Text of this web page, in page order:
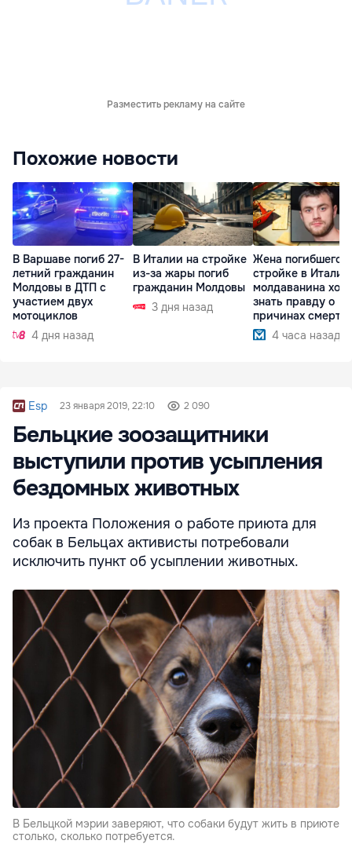
Разместить рекламу на сайте
Похожие новости
В Варшаве погиб 27-
летний гражданин
Молдовы в ДТП с
участием двух
мотоциклов
4 дня назад
В Италии на стройке
из-за жары погиб
гражданин Молдовы
3 дня назад
Жена погибшего
стройке в Италии
молдаванина
знать правду о
причинах смерти
4 часа назад
Esp 23 января 2019, 22:10 2 090
Бельцкие зоозащитники
выступили против усыпления
бездомных животных
Из проекта Положения о работе приюта для
собак в Бельцах активисты потребовали
исключить пункт об усыплении животных.
В Бельцкой мэрии заверяют, что собаки будут жить в приюте
столько, сколько потребуется.